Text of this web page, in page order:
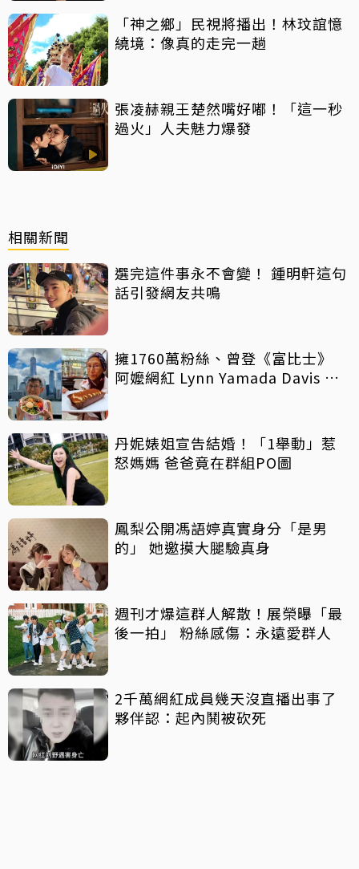
「神之鄉」民視將播出！林玟誼憶
繞境：像真的走完一趟
張凌赫親王楚然嘴好嘟！「這一秒
過火」人夫魅力爆發
相關新聞
選完這件事永不會變！ 鍾明軒這句
話引發網友共鳴
擁1760萬粉絲、曾登《富比士》
阿嬤網紅 Lynn Yamada Davis 驚
丹妮婊姐宣告結婚！「1舉動」惹
怒媽媽 爸爸竟在群組PO圖
鳳梨公開馮語婷真實身分「是男
的」 她邀摸大腿驗真身
週刊才爆這群人解散！展榮曝「最
後一拍」 粉絲感傷：永遠愛群人
2千萬網紅成員幾天沒直播出事了
夥伴認：起內鬨被砍死